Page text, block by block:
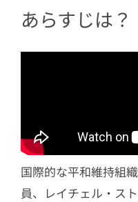
ッド）
ディ）
2.7テレサ・
3SNSでの反応
あらすじは？
国際的な平和維持組
員、レイチェル・ス